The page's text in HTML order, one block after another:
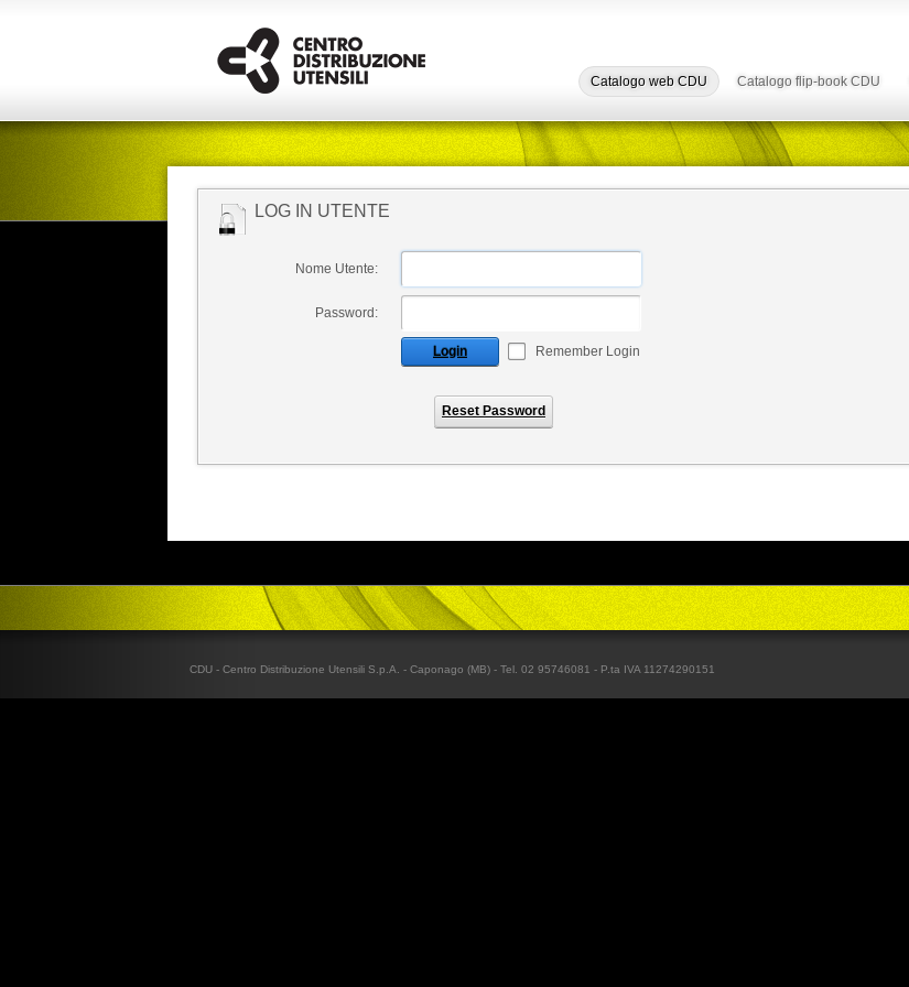
Catalogo web CDU Catalogo flip-book CDU
LOG IN UTENTE
Nome Utente:
Password:
Login Remember Login
Reset Password
CDU - Centro Distribuzione Utensili S.p.A. - Caponago (MB) - Tel. 02 95746081 - P.ta IVA 11274290151